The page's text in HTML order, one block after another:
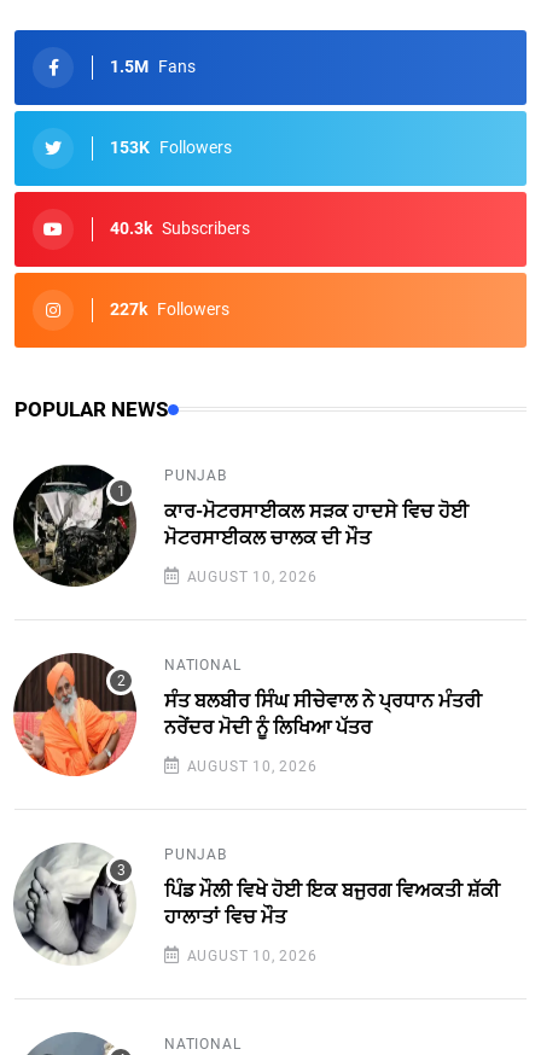
1.5M Fans
153K Followers
40.3k Subscribers
227k Followers
POPULAR NEWS
PUNJAB
ਕਾਰ-ਮੋਟਰਸਾਈਕਲ ਸੜਕ ਹਾਦਸੇ ਵਿਚ ਹੋਈ
ਮੋਟਰਸਾਈਕਲ ਚਾਲਕ ਦੀ ਮੌਤ
AUGUST 10, 2026
NATIONAL
ਸੰਤ ਬਲਬੀਰ ਸਿੰਘ ਸੀਚੇਵਾਲ ਨੇ ਪ੍ਰਧਾਨ ਮੰਤਰੀ
ਨਰੇਂਦਰ ਮੋਦੀ ਨੂੰ ਲਿਖਿਆ ਪੱਤਰ
AUGUST 10, 2026
PUNJAB
ਪਿੰਡ ਮੌਲੀ ਵਿਖੇ ਹੋਈ ਇਕ ਬਜੁਰਗ ਵਿਅਕਤੀ ਸ਼ੱਕੀ
ਹਾਲਾਤਾਂ ਵਿਚ ਮੌਤ
AUGUST 10, 2026
NATIONAL